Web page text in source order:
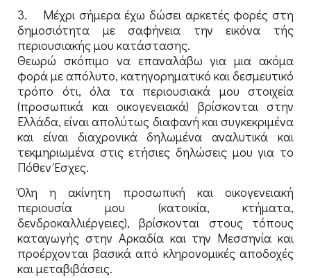
3. Μέχρι σήμερα έχω δώσει αρκετές φορές στη
δημοσιότητα με σαφήνεια την εικόνα τής
περιουσιακής μου κατάστασης.
Θεωρώ σκόπιμο να επαναλάβω για μια ακόμα
φορά με απόλυτο, κατηγορηματικό και δεσμευτικό
τρόπο ότι, όλα τα περιουσιακά μου στοιχεία
(προσωπικά και οικογενειακά) βρίσκονται στην
Ελλάδα, είναι απολύτως διαφανή και συγκεκριμένα
και είναι διαχρονικά δηλωμένα αναλυτικά και
τεκμηριωμένα στις ετήσιες δηλώσεις μου για το
Πόθεν Έσχες.
Όλη η ακίνητη προσωπική και οικογενειακή
περιουσία μου (κατοικία, κτήματα,
δενδροκαλλιέργειες), βρίσκονται στους τόπους
καταγωγής στην Αρκαδία και την Μεσσηνία και
προέρχονται βασικά από κληρονομικές αποδοχές
και μεταβιβάσεις.